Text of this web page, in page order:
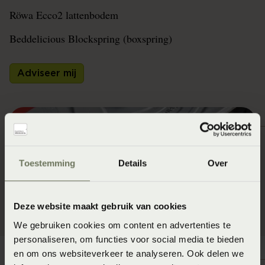
Toestemming Details Over
Deze website maakt gebruik van cookies
We gebruiken cookies om content en advertenties te
personaliseren, om functies voor social media te bieden
en om ons websiteverkeer te analyseren. Ook delen we
Röwa Ecco2 lattenbodem
Beddelicious Blockspring (boxspring)
Adviseer mij